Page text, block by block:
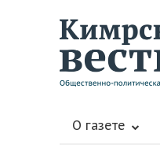
О газете